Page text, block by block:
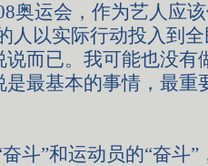
奥运会，作为艺人应
人以实际行动投入到
而已。我可能也没有
最基本的事情，最重
斗”和运动员的“奋斗